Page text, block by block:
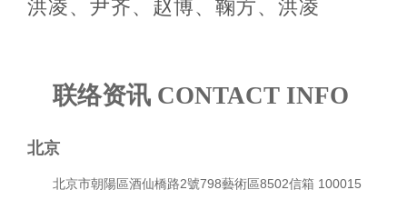
洪凌、尹齐、 赵博、鞠方、 洪凌
联络资讯 CONTACT INFO
北京
北京市朝陽區酒仙橋路2號798藝術區8502信箱 100015